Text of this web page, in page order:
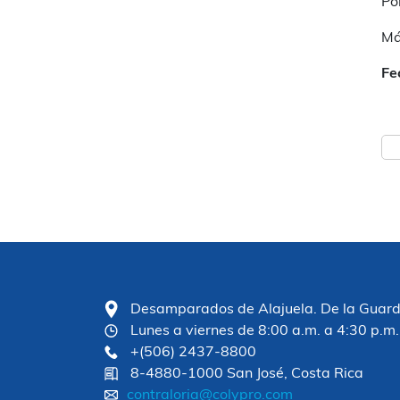
Desamparados de Alajuela. De la
Lunes a viernes de 8:00 a.m. a 4:30
+(506) 2437-8800
8-4880-1000 San José, Costa Rica
contraloria@colypro.com